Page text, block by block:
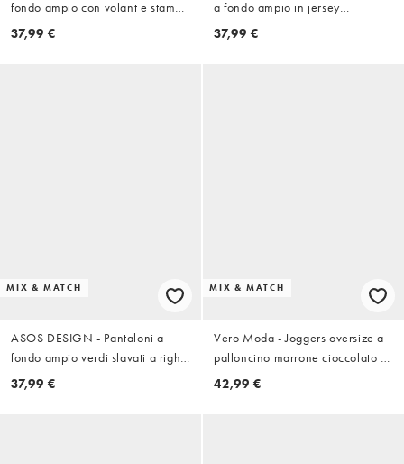
fondo ampio con volant e stampa
a righe in coordinato
37,99 €
a fondo ampio in jersey
testurizzato color crema con
37,99 €
MIX & MATCH
ASOS DESIGN - Pantaloni a
fondo ampio verdi slavati a righe
in coordinato
37,99 €
MIX & MATCH
Vero Moda - Joggers oversize a
palloncino marrone cioccolato in
coordinato
42,99 €